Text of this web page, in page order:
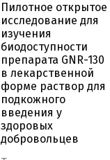
Пилотное открытое
исследование для
изучения
биодоступности
препарата GNR-130
в лекарственной
форме раствор для
подкожного
введения у
здоровых
добровольцев